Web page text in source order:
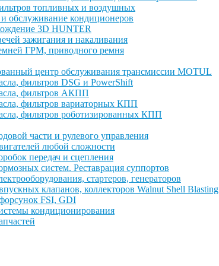
топливных и воздушных
и обслуживание кондиционеров
3D HUNTER
зажигания и накаливания
ГРМ, приводного ремня
центр обслуживания трансмиссии MOTUL
фильтров DSG и PowerShift
фильтров АКПП
фильтров вариаторных КПП
фильтров роботизированных КПП
части и рулевого управления
любой сложности
передач и сцепления
систем. Реставрация суппортов
стартеров, генераторов
клапанов, коллекторов Walnut Shell Blasting
FSI, GDI
кондиционирования